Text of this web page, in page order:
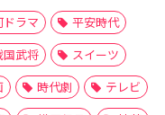
ドラマ
平安時代
国武将
スイーツ
時代劇
テレビ